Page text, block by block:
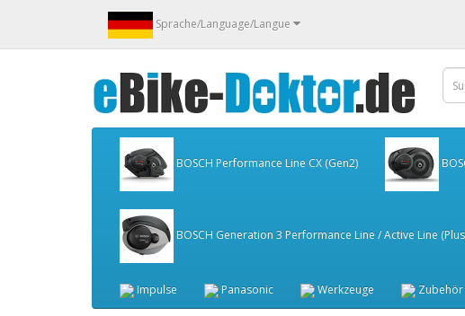
Sprache/Language/Langue
BOSCH Performance Line CX (Gen2)
BOSCH Generation 3 Performance Line / Active Line
Impulse Panasonic Werkzeuge Zubehör